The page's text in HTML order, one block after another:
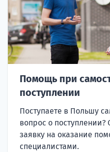
Помощь при
поступлении
Поступаете в Польшу
вопрос о поступлении?
заявку на оказание
специалистами.